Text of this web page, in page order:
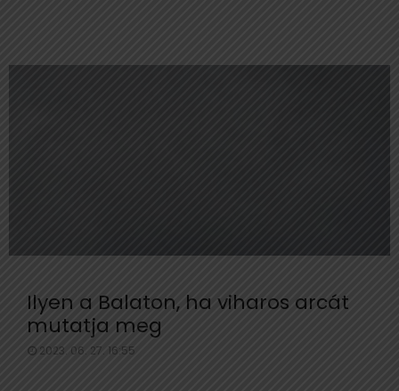
Ilyen a Balaton, ha viharos arcát
mutatja meg
2023. 06. 27. 16:55